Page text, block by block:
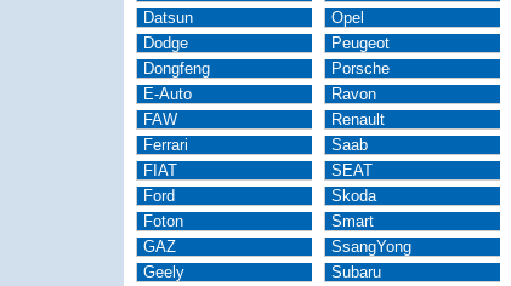
Datsun
Dodge
Dongfeng
E-Auto
FAW
Ferrari
FIAT
Ford
Foton
GAZ
Geely
Opel
Peugeot
Porsche
Ravon
Renault
Saab
SEAT
Skoda
Smart
SsangYong
Subaru